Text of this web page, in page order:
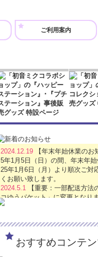
ご利用案内
2024.12.19
【年末年始休業の
5年1月5日（日）の間、年末年
25年1月6日（月）より順次ご対
くお願い致します。
2024.5.1
【重要：一部配送方
コゆうパケット」に変更となり
2024.4.16
は4/30～5/2の間、および5/7以
ど何卒よろしくお願い致します。
2024.3.12「勇気爆発バーンブ
おすすめコンテ